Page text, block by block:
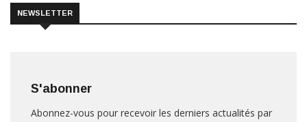
NEWSLETTER
S'abonner
Abonnez-vous pour recevoir les derniers actualités par